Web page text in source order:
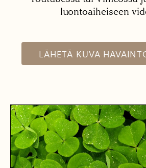
luontoaiheiseen
LÄHETÄ KUVA